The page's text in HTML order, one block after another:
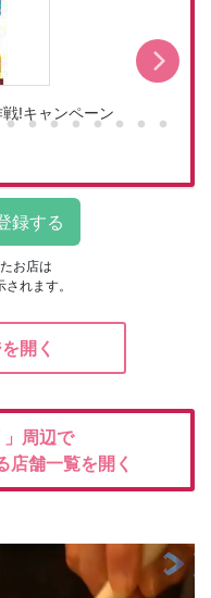
!キャンペーン
お店は
されます。
開く
」周辺で
店舗一覧を開く